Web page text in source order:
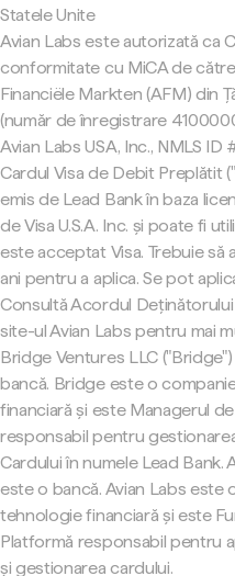
Statele Unite
Avian Labs este autorizată ca
conformitate cu MiCA de
Financiële Markten (AFM) din
(număr de înregistrare
Avian Labs USA, Inc., NMLS
Cardul Visa de Debit Preplătit
emis de Lead Bank în baza
de Visa U.S.A. Inc. și poate fi
este acceptat Visa. Trebuie să
ani pentru a aplica. Se pot
Consultă Acordul
site-ul Avian Labs pentru mai
Bridge Ventures LLC
bancă. Bridge este o
financiară și este Managerul
responsabil pentru
Cardului în numele Lead Bank.
este o bancă. Avian Labs este
tehnologie financiară și este
Platformă responsabil pentru
și gestionarea cardului.